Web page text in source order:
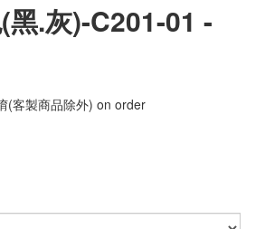
黑.灰)-C201-01 -
(客製商品除外) on order